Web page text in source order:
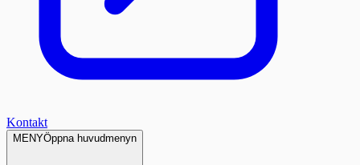
Kontakt
MENYÖppna huvudmenyn